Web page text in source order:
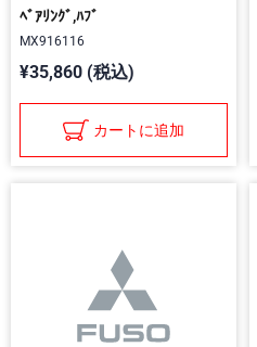
ﾍﾞｱﾘﾝｸﾞ,ﾊﾌﾞ
MX916116
¥35,860 (税込)
カートに追加